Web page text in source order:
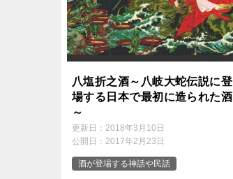
八塩折之酒～八岐大蛇伝説に登
場する日本で最初に造られた酒
～
更新日： 2018年3月10日
公開日： 2017年2月23日
酒が登場する神話や民話